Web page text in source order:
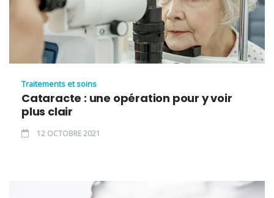
Traitements et soins
Cataracte : une opération pour y voir
plus clair
12 OCTOBRE 2021